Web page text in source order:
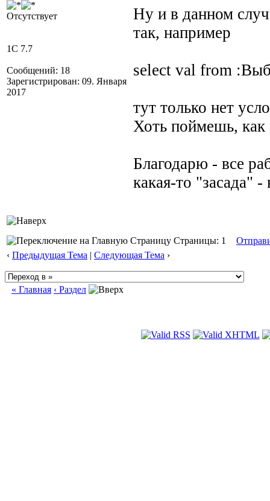
Отсутствует
1C 7.7
Сообщений: 18
Зарегистрирован: 09. Января
2017
Ну и в данном
так, например
select val from
тут только нет
Хоть поймешь, как
Благодарю - все
какая-то "засада"
Страницы: 1
‹ Предыдущая Тема | Следующая Тема ›
« Главная ‹ Раздел